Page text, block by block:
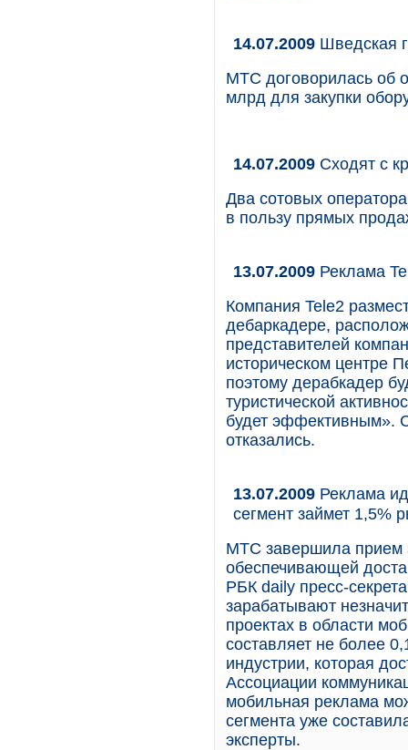
14.07.2009 Шведская
МТС договорилась об
млрд для закупки
14.07.2009 Сходят с
Два сотовых
в пользу прямых
13.07.2009 Реклама
Компания Tele2
дебаркадере,
представителей
историческом центре
поэтому дерабкадер
туристической
будет эффективным».
отказались.
13.07.2009 Реклама
сегмент займет 1,5%
МТС завершила прием
обеспечивающей
РБК daily пресс-
зарабатывают
проектах в области
составляет не более
индустрии, которая
Ассоциации
мобильная реклама
сегмента уже
эксперты.